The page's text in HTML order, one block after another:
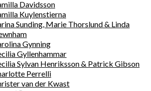
Davidsson
Kuylenstierna
Sunding, Marie Thorslund & Linda
Gynning
Gyllenhammar
Sylvan Henriksson & Patrick Gibson
Perrelli
van der Kwast